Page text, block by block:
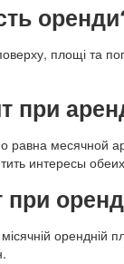
площі та
при
равна месячной
интересы